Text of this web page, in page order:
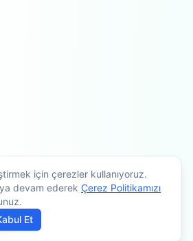
için çerezler kullanıyoruz.
devam ederek Çerez Politikamızı
Et